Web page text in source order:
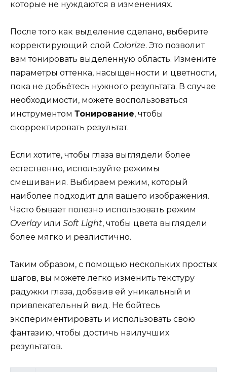
которые не нуждаются в изменениях.
После того как выделение сделано, выберите
корректирующий слой Colorize. Это позволит
вам тонировать выделенную область. Измените
параметры оттенка, насыщенности и цветности,
пока не добьётесь нужного результата. В случае
необходимости, можете воспользоваться
инструментом Тонирование, чтобы
скорректировать результат.
Если хотите, чтобы глаза выглядели более
естественно, используйте режимы
смешивания. Выбираем режим, который
наиболее подходит для вашего изображения.
Часто бывает полезно использовать режим
Overlayили Soft Light, чтобы цвета выглядели
более мягко и реалистично.
Таким образом, с помощью нескольких простых
шагов, вы можете легко изменить текстуру
радужки глаза, добавив ей уникальный и
привлекательный вид. Не бойтесь
экспериментировать и использовать свою
фантазию, чтобы достичь наилучших
результатов.